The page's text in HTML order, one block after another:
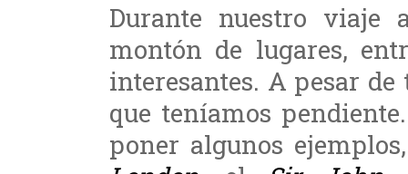
Durante nuestro viaje
montón de lugares,
interesantes. A pesar
que teníamos
poner algunos